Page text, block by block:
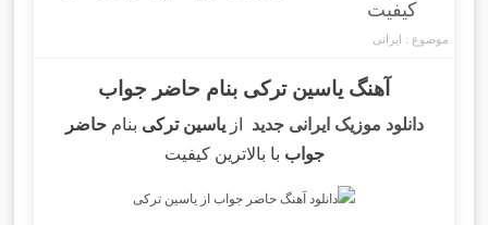
کیفیت
موضوع : ایرانی
آهنگ یاسین ترکی بنام حاضر جواب
دانلود موزیک ایرانی جدید ازیاسین ترکی بنامحاضر
جواب با بالاترین کیفیت